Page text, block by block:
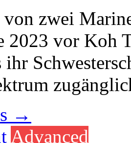
von zwei
2023 vor Koh
ihr
→
Advanced